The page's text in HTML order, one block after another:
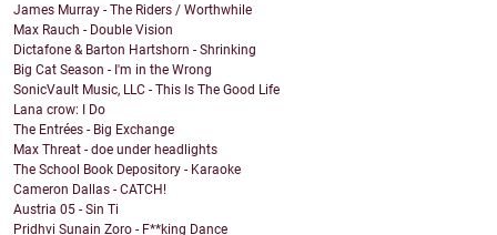
James Murray - The Riders / Worthwhile
Max Rauch - Double Vision
Dictafone & Barton Hartshorn - Shrinking
Big Cat Season - I'm in the Wrong
SonicVault Music, LLC - This Is The Good Life
Lana crow: I Do
The Entrées - Big Exchange
Max Threat - doe under headlights
The School Book Depository - Karaoke
Cameron Dallas - CATCH!
Austria 05 - Sin Ti
Pridhvi Sunain Zoro - F**king Dance